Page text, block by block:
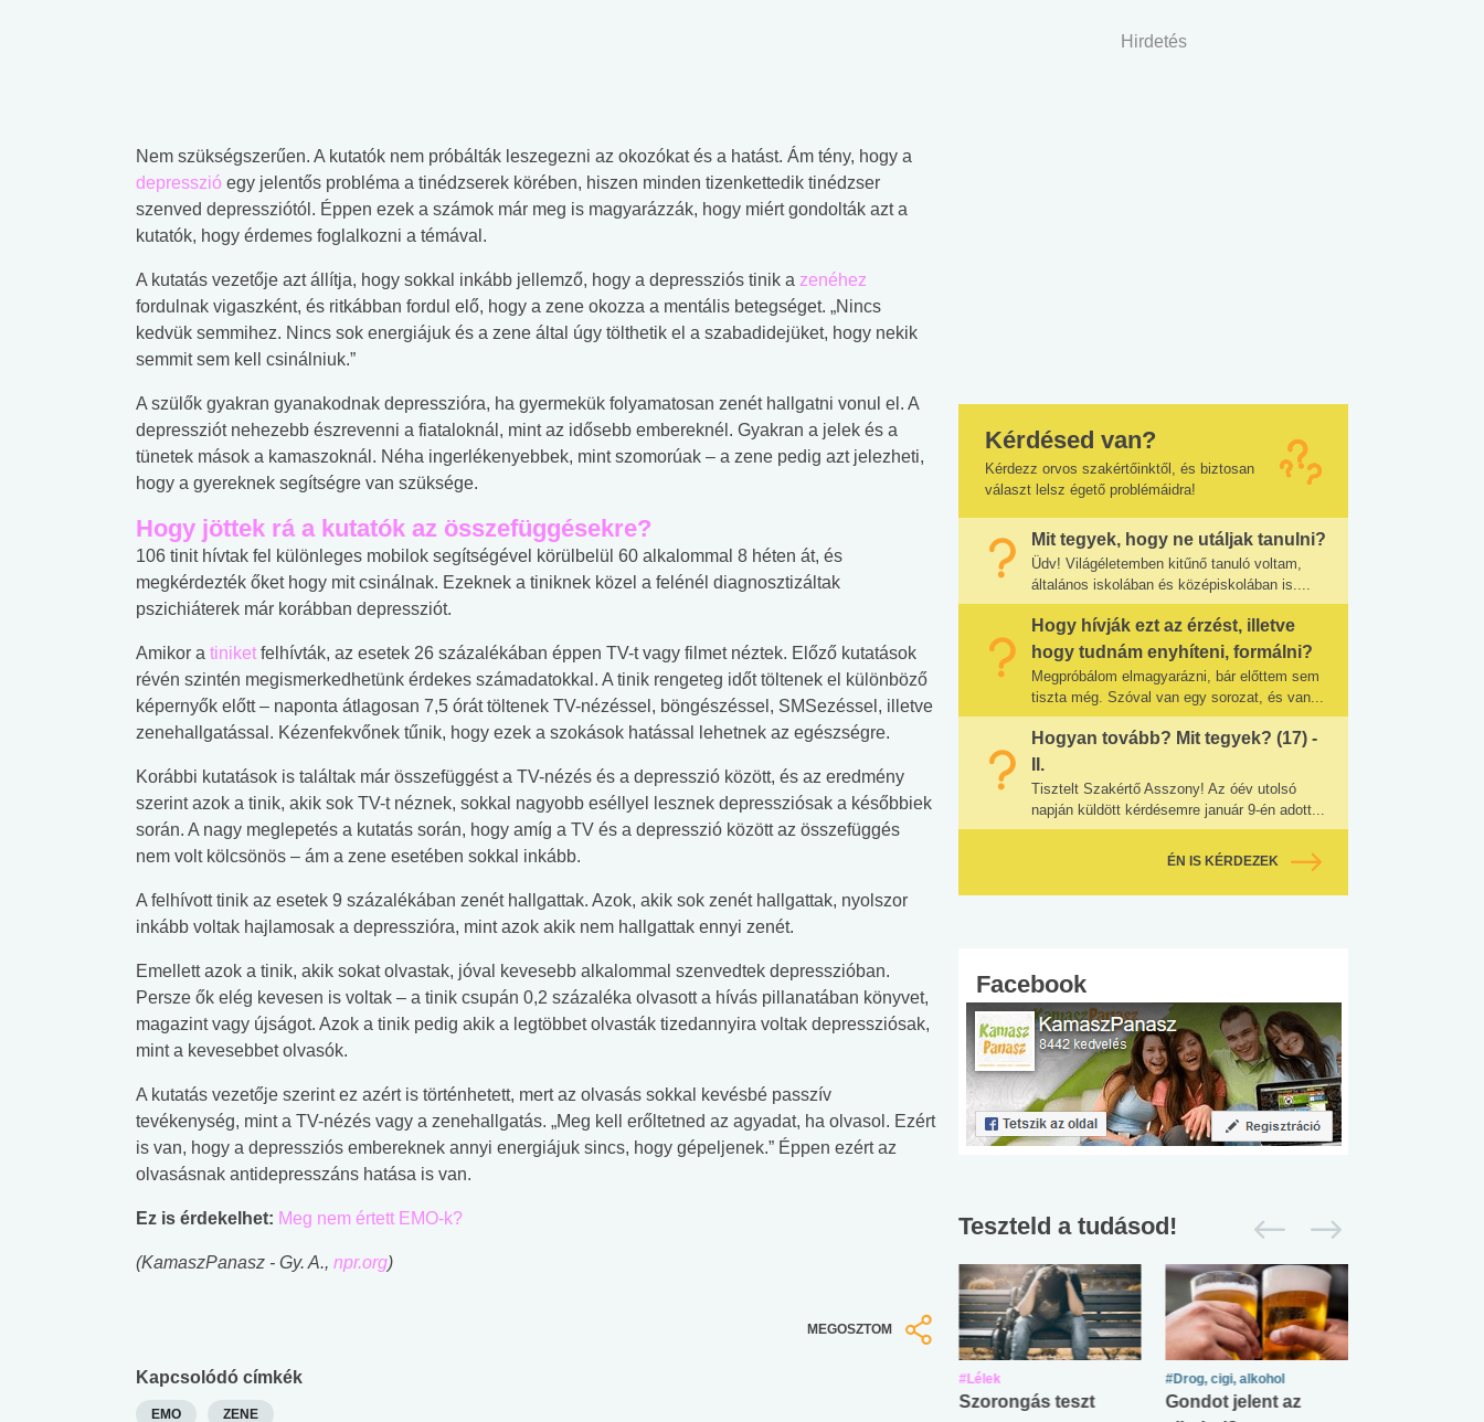
Nem szükségszerűen. A kutatók nem próbálták leszegezni az okozókat és a hatást. Ám tény, hogy a
depresszió egy jelentős probléma a tinédzserek körében, hiszen minden tizenkettedik tinédzser
szenved depressziótól. Éppen ezek a számok már meg is magyarázzák, hogy miért gondolták azt a
kutatók, hogy érdemes foglalkozni a témával.
A kutatás vezetője azt állítja, hogy sokkal inkább jellemző, hogy a depressziós tinik a zenéhez
fordulnak vigaszként, és ritkábban fordul elő, hogy a zene okozza a mentális betegséget. „Nincs
kedvük semmihez. Nincs sok energiájuk és a zene által úgy tölthetik el a szabadidejüket, hogy nekik
semmit sem kell csinálniuk.”
A szülők gyakran gyanakodnak depresszióra, ha gyermekük folyamatosan zenét hallgatni vonul el. A
depressziót nehezebb észrevenni a fiataloknál, mint az idősebb embereknél. Gyakran a jelek és a
tünetek mások a kamaszoknál. Néha ingerlékenyebbek, mint szomorúak – a zene pedig azt jelezheti,
hogy a gyereknek segítségre van szüksége.
Hogy jöttek rá a kutatók az összefüggésekre?
106 tinit hívtak fel különleges mobilok segítségével körülbelül 60 alkalommal 8 héten át, és
megkérdezték őket hogy mit csinálnak. Ezeknek a tiniknek közel a felénél diagnosztizáltak
pszichiáterek már korábban depressziót.
Amikor a tiniket felhívták, az esetek 26 százalékában éppen TV-t vagy filmet néztek. Előző kutatások
révén szintén megismerkedhetünk érdekes számadatokkal. A tinik rengeteg időt töltenek el különböző
képernyők előtt – naponta átlagosan 7,5 órát töltenek TV-nézéssel, böngészéssel, SMSezéssel, illetve
zenehallgatással. Kézenfekvőnek tűnik, hogy ezek a szokások hatással lehetnek az egészségre.
Korábbi kutatások is találtak már összefüggést a TV-nézés és a depresszió között, és az eredmény
szerint azok a tinik, akik sok TV-t néznek, sokkal nagyobb eséllyel lesznek depressziósak a későbbiek
során. A nagy meglepetés a kutatás során, hogy amíg a TV és a depresszió között az összefüggés
nem volt kölcsönös – ám a zene esetében sokkal inkább.
A felhívott tinik az esetek 9 százalékában zenét hallgattak. Azok, akik sok zenét hallgattak, nyolszor
inkább voltak hajlamosak a depresszióra, mint azok akik nem hallgattak ennyi zenét.
Emellett azok a tinik, akik sokat olvastak, jóval kevesebb alkalommal szenvedtek depresszióban.
Persze ők elég kevesen is voltak – a tinik csupán 0,2 százaléka olvasott a hívás pillanatában könyvet,
magazint vagy újságot. Azok a tinik pedig akik a legtöbbet olvasták tizedannyira voltak depressziósak,
mint a kevesebbet olvasók.
A kutatás vezetője szerint ez azért is történhetett, mert az olvasás sokkal kevésbé passzív
tevékenység, mint a TV-nézés vagy a zenehallgatás. „Meg kell erőltetned az agyadat, ha olvasol. Ezért
is van, hogy a depressziós embereknek annyi energiájuk sincs, hogy gépeljenek.” Éppen ezért az
olvasásnak antidepresszáns hatása is van.
Ez is érdekelhet: Meg nem értett EMO-k?
(KamaszPanasz - Gy. A., npr.org)
MEGOSZTOM
Kapcsolódó címkék
EMO ZENE
Hirdetés
Kérdésed van?
Kérdezz orvos szakértőinktől, és biztosan
választ lelsz égető problémáidra!
Mit tegyek, hogy ne utáljak tanulni?
Üdv! Világéletemben kitűnő tanuló voltam,
általános iskolában és középiskolában is....
Hogy hívják ezt az érzést, illetve
hogy tudnám enyhíteni, formálni?
Megpróbálom elmagyarázni, bár előttem sem
tiszta még. Szóval van egy sorozat, és van...
Hogyan tovább? Mit tegyek? (17) -
II.
Tisztelt Szakértő Asszony! Az óév utolsó
napján küldött kérdésemre január 9-én adott...
ÉN IS KÉRDEZEK
Facebook
Teszteld a tudásod!
#Zöldövezet #Lélek
Szorongás teszt
#Drog, cigi, alkohol
Gondot jelent az